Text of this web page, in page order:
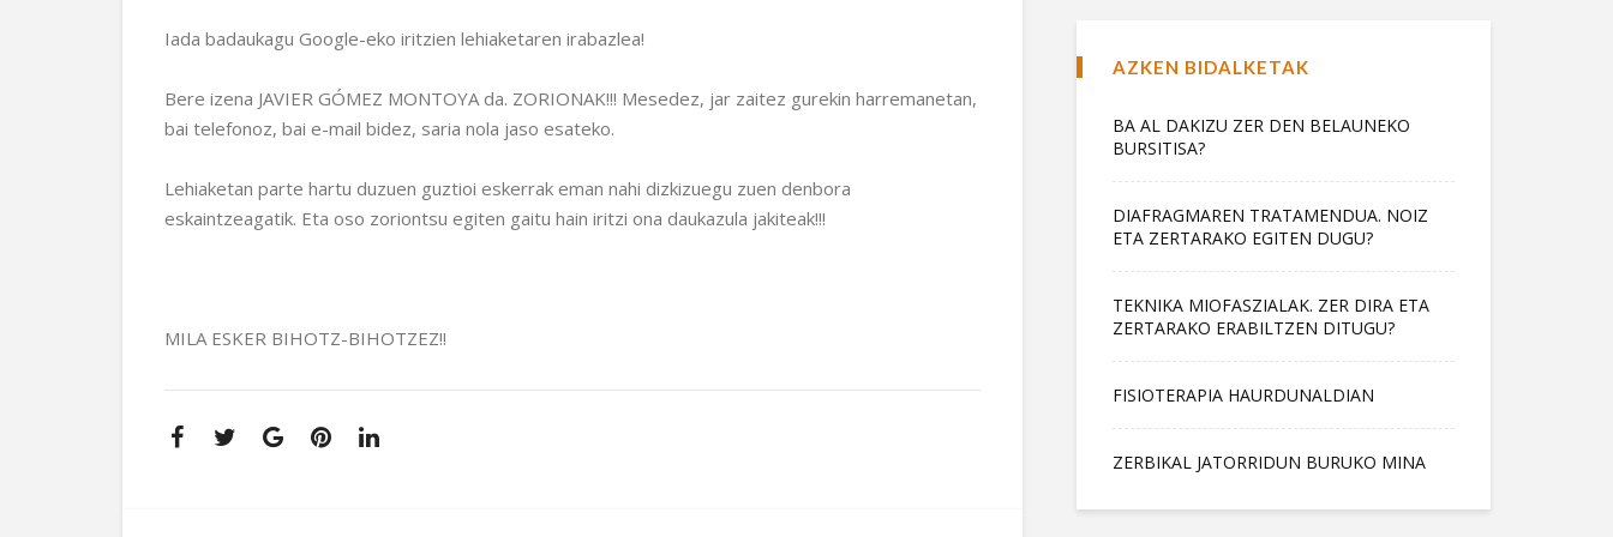
Iada badaukagu Google-eko iritzien lehiaketaren irabazlea!
Bere izena JAVIER GÓMEZ MONTOYA da. ZORIONAK!!! Mesedez, jar zaitez gurekin harremanetan,
bai telefonoz, bai e-mail bidez, saria nola jaso esateko.
Lehiaketan parte hartu duzuen guztioi eskerrak eman nahi dizkizuegu zuen denbora
eskaintzeagatik. Eta oso zoriontsu egiten gaitu hain iritzi ona daukazula jakiteak!!!
MILA ESKER BIHOTZ-BIHOTZEZ!!
AZKEN BIDALKETAK
BA AL DAKIZU ZER DEN BELAUNEKO
BURSITISA?
DIAFRAGMAREN TRATAMENDUA. NOIZ
ETA ZERTARAKO EGITEN DUGU?
TEKNIKA MIOFASZIALAK. ZER DIRA ETA
ZERTARAKO ERABILTZEN DITUGU?
FISIOTERAPIA HAURDUNALDIAN
ZERBIKAL JATORRIDUN BURUKO MINA